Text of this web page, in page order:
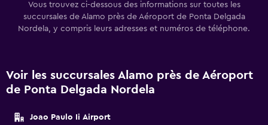
Vous trouvez ci-dessous des informations sur toutes les
succursales de Alamo près de Aéroport de Ponta Delgada
Nordela, y compris leurs adresses et numéros de téléphone.
Voir les succursales Alamo près de Aéroport
de Ponta Delgada Nordela
Joao Paulo Ii Airport